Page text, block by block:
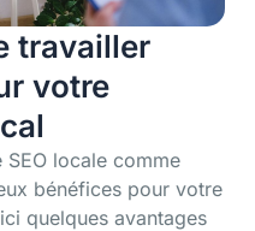
travailler
votre
locale comme
bénéfices pour votre
quelques avantages